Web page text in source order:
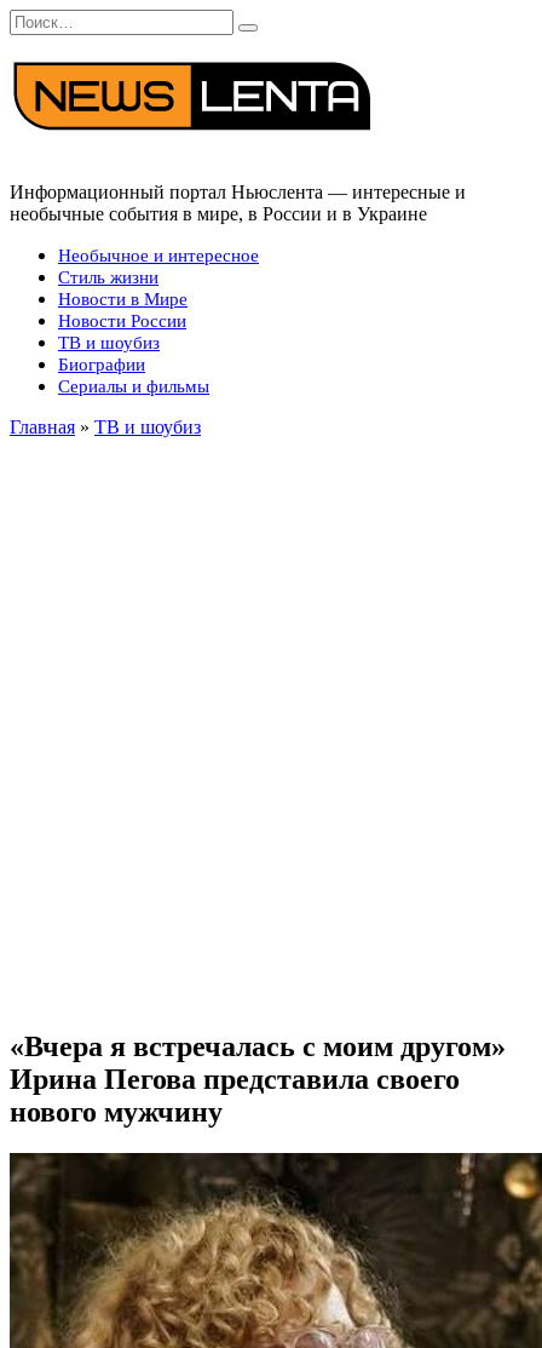
Перейти
к
содержанию
Search
for:
Информационный портал Ньюслента — интересные и
необычные события в мире, в России и в Украине
Необычное и интересное
Стиль жизни
Новости в Мире
Новости России
ТВ и шоубиз
Биографии
Сериалы и фильмы
Главная » ТВ и шоубиз
«Вчера я встречалась с моим другом»
Ирина Пегова представила своего
нового мужчину